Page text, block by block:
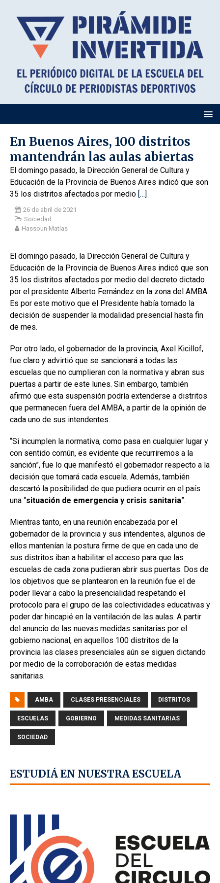
En Buenos Aires, 100 distritos
mantendrán las aulas abiertas
El domingo pasado, la Dirección General de Cultura y
Educación de la Provincia de Buenos Aires indicó que son
35 los distritos afectados por medio […]
26 de abril de 2021
Sociedad
Hassoun Matías
El domingo pasado, la Dirección General de Cultura y
Educación de la Provincia de Buenos Aires indicó que son
35 los distritos afectados por medio del decreto dictado
por el presidente Alberto Fernández en la zona del AMBA.
Es por este motivo que el Presidente había tomado la
decisión de suspender la modalidad presencial hasta fin
de mes.
Por otro lado, el gobernador de la provincia, Axel Kicillof,
fue claro y advirtió que se sancionará a todas las
escuelas que no cumplieran con la normativa y abran sus
puertas a partir de este lunes. Sin embargo, también
afirmó que esta suspensión podría extenderse a distritos
que permanecen fuera del AMBA, a partir de la opinión de
cada uno de sus intendentes.
“Si incumplen la normativa, como pasa en cualquier lugar y
con sentido común, es evidente que recurriremos a la
sanción”, fue lo que manifestó el gobernador respecto a la
decisión que tomará cada escuela. Además, también
descartó la posibilidad de que pudiera ocurrir en el país
una “situación de emergencia y crisis sanitaria”.
Mientras tanto, en una reunión encabezada por el
gobernador de la provincia y sus intendentes, algunos de
ellos mantenían la postura firme de que en cada uno de
sus distritos iban a habilitar el acceso para que las
escuelas de cada zona pudieran abrir sus puertas. Dos de
los objetivos que se plantearon en la reunión fue el de
poder llevar a cabo la presencialidad respetando el
protocolo para el grupo de las colectividades educativas y
poder dar hincapié en la ventilación de las aulas. A partir
del anuncio de las nuevas medidas sanitarias por el
gobierno nacional, en aquellos 100 distritos de la
provincia las clases presenciales aún se siguen dictando
por medio de la corroboración de estas medidas
sanitarias.
AMBA CLASES PRESENCIALES DISTRITOS
ESCUELAS GOBIERNO MEDIDAS SANITARIAS
SOCIEDAD
ESTUDIÁ EN NUESTRA ESCUELA